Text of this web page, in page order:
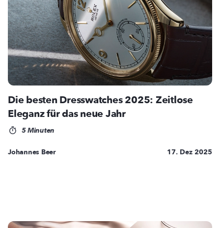
Die besten Dresswatches 2025: Zeitlose
Eleganz für das neue Jahr
5 Minuten
Johannes Beer 17. Dez 2025